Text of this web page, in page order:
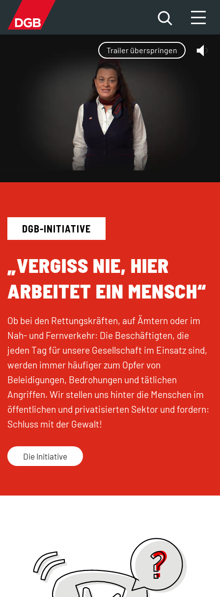
HILFE FÜR BETROFFENE
DAS PROBLEM
DIE FAKTEN
DIE ÜBERGRIFFE
KONTAKT
Trailer überspringen
DGB-INITIATIVE
„VERGISS NIE, HIER
ARBEITET EIN MENSCH“
Ob bei den Rettungskräften, auf Ämtern oder im
Nah- und Fernverkehr: Die Beschäftigten, die
jeden Tag für unsere Gesellschaft im Einsatz sind,
werden immer häufiger zum Opfer von
Beleidigungen, Bedrohungen und tätlichen
Angriffen. Wir stellen uns hinter die Menschen im
öffentlichen und privatisierten Sektor und fordern:
Schluss mit der Gewalt!
Die Initiative